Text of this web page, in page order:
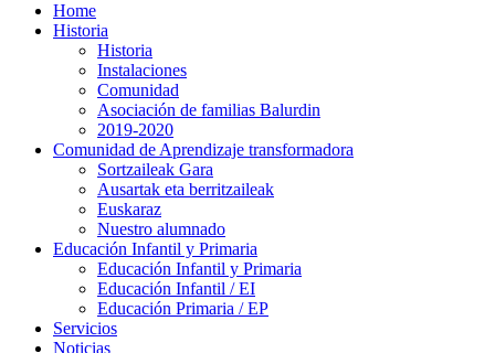
Home
Historia
Historia
Instalaciones
Comunidad
Asociación de familias Balurdin
2019-2020
Comunidad de Aprendizaje transformadora
Sortzaileak Gara
Ausartak eta berritzaileak
Euskaraz
Nuestro alumnado
Educación Infantil y Primaria
Educación Infantil y Primaria
Educación Infantil / EI
Educación Primaria / EP
Servicios
Noticias